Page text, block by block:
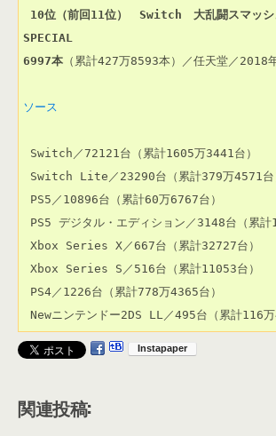
10位（前回11位）　Switch　大乱闘スマッシ
SPECIAL
6997本 （累計427万8593本）／任天堂／2018
ソース
関連投稿: